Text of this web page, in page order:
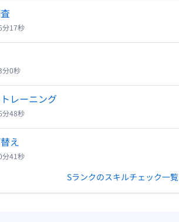
分17秒
分0秒
レーニング
分48秒
え
分41秒
Sランクのスキルチェック一覧